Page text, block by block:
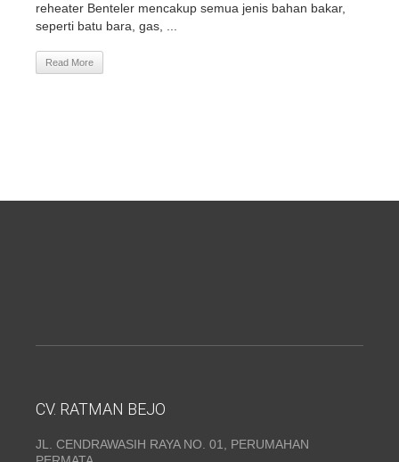
reheater Benteler mencakup semua jenis bahan bakar,
seperti batu bara, gas, ...
Read More
CV. RATMAN BEJO
JL. CENDRAWASIH RAYA NO. 01, PERUMAHAN